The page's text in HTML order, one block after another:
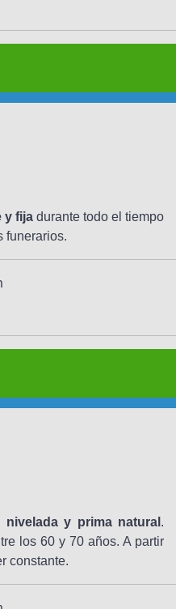
y fijadurante todo el tiempo
funerarios.
y prima natural .
los 60 y 70 años. A partir
constante.